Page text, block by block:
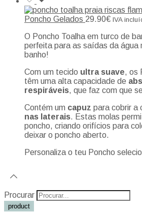
Poncho Gelados 29.90€ IVA
O Poncho Toalha em turco de
perfeita para as saídas da água
banho!
Com um tecido ultra suave, os
têm uma alta capacidade de
respiráveis, que faz com que
Contém um capuz para cobrir a
nas laterais. Estas molas
poncho, criando orifícios para
deixar o poncho aberto.
Personaliza o teu Poncho
Procurar